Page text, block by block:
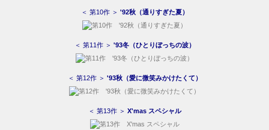
＜ 第10作 ＞ '92秋（通りすぎた夏）
＜ 第11作 ＞ '93冬（ひとりぼっちの波）
＜ 第12作 ＞ '93秋（愛に微笑みかけたくて）
＜ 第13作 ＞ X'mas スペシャル